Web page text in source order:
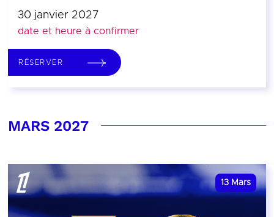
30 janvier 2027
date et heure à confirmer
RÉSERVER
MARS 2027
13 Mars